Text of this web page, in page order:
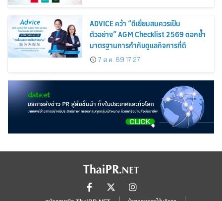
ADVICE คว้า “ดีเยี่ยมสมควรเป็น
ตัวอย่าง” AGM Checklist 2569 ตอกย้ำ
มาตรฐานการกำกับดูแลกิจการที่ดี
7 ส.ค. 69 17:27